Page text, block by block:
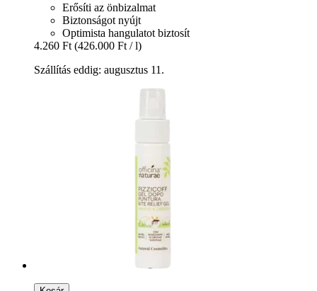
Erősíti az önbizalmat
Biztonságot nyújt
Optimista hangulatot biztosít
4.260 Ft (426.000 Ft / l)
Szállítás eddig: augusztus 11.